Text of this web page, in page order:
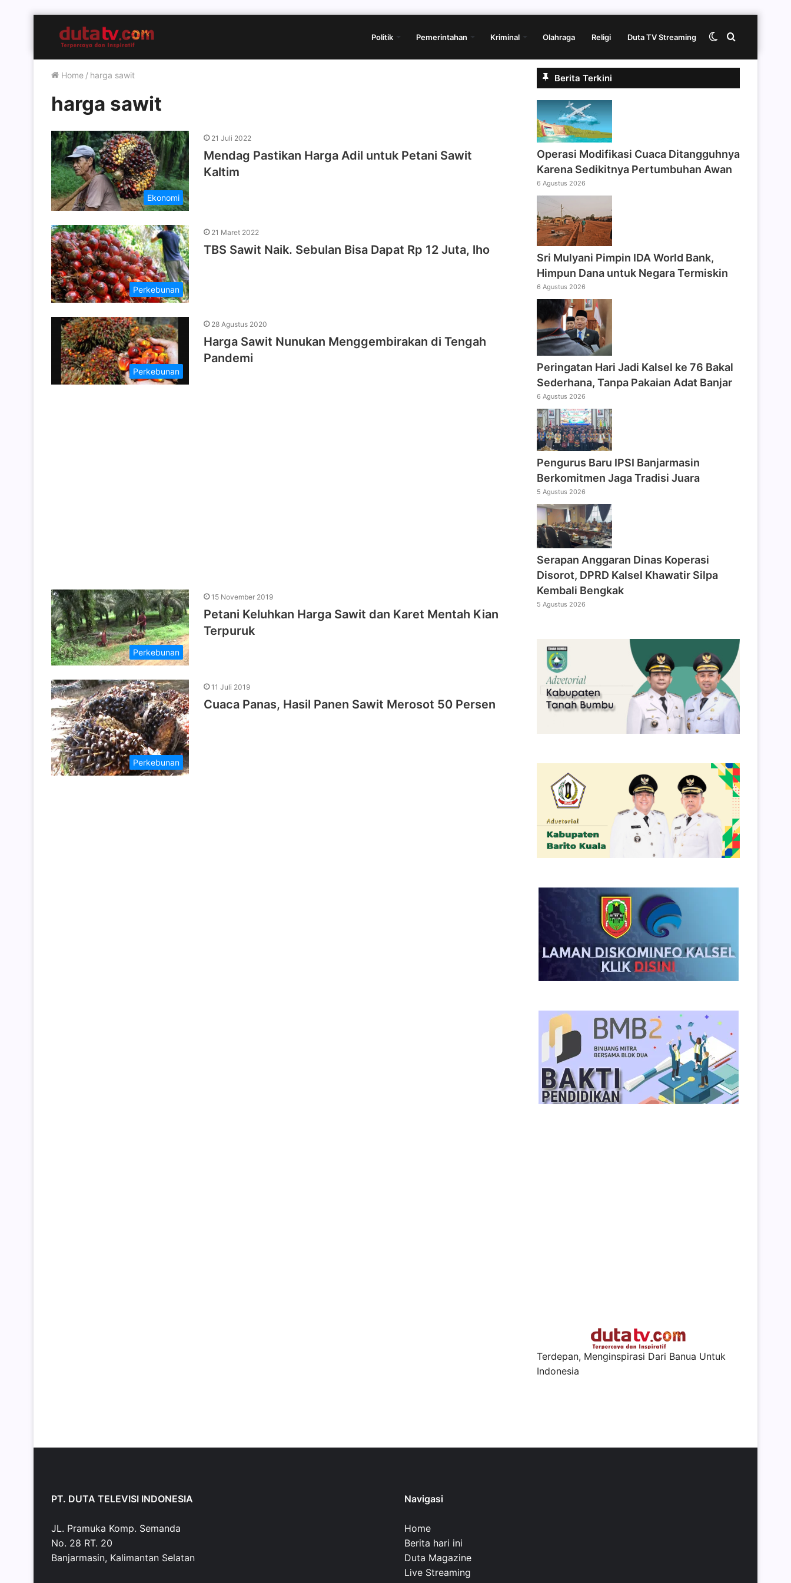
Politik Pemerintahan Kriminal Olahraga Religi Duta TV Streaming Cari
Switch
Home / harga sawit
harga sawit
Ekonomi
21 Juli 2022
Mendag Pastikan Harga Adil untuk Petani Sawit
Kaltim
Perkebunan
21 Maret 2022
TBS Sawit Naik. Sebulan Bisa Dapat Rp 12 Juta, lho
Perkebunan
28 Agustus 2020
Harga Sawit Nunukan Menggembirakan di Tengah
Pandemi
Perkebunan
15 November 2019
Petani Keluhkan Harga Sawit dan Karet Mentah Kian
Terpuruk
Perkebunan
11 Juli 2019
Cuaca Panas, Hasil Panen Sawit Merosot 50 Persen
Berita Terkini
Operasi Modifikasi Cuaca Ditangguhnya
Karena Sedikitnya Pertumbuhan Awan
6 Agustus 2026
Sri Mulyani Pimpin IDA World Bank,
Himpun Dana untuk Negara Termiskin
6 Agustus 2026
Peringatan Hari Jadi Kalsel ke 76 Bakal
Sederhana, Tanpa Pakaian Adat Banjar
6 Agustus 2026
Pengurus Baru IPSI Banjarmasin
Berkomitmen Jaga Tradisi Juara
5 Agustus 2026
Serapan Anggaran Dinas Koperasi
Disorot, DPRD Kalsel Khawatir Silpa
Kembali Bengkak
5 Agustus 2026
Terdepan, Menginspirasi Dari Banua Untuk
Indonesia
PT. DUTA TELEVISI INDONESIA
JL. Pramuka Komp. Semanda
No. 28 RT. 20
Banjarmasin, Kalimantan Selatan
Navigasi
Home
Berita hari ini
Duta Magazine
Live Streaming